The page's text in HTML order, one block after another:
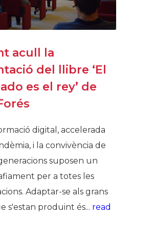
acull la
del llibre ‘El
es el rey’ de
digital, accelerada
i la convivència de
suposen un
per a totes les
Adaptar-se als grans
s'estan produint és... read